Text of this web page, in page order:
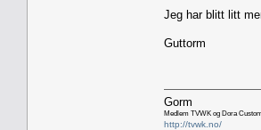
Jeg har blitt litt
Guttorm
Gorm
Medlem TVWK og Dora
http://tvwk.no/